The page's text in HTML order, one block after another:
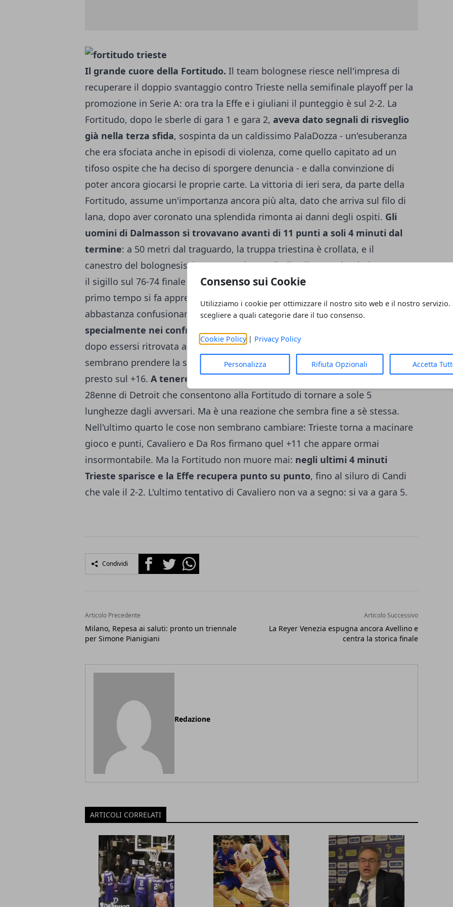
Consenso sui Cookie
Utilizziamo i cookie per ottimizzare il nostro sito web e il nostro servizio.
scegliere a quali categorie dare il tuo consenso.
Cookie Policy| Privacy Policy
Personalizza Rifiuta Opzionali Accetta
Il grande cuore della Fortitudo. Il team bolognese riesce nell'impresa di
recuperare il doppio svantaggio contro Trieste nella semifinale playoff per la
promozione in Serie A: ora tra la Effe e i giuliani il punteggio è sul 2-2. La
Fortitudo, dopo le sberle di gara 1 e gara 2, aveva dato segnali di risveglio
già nella terza sfida, sospinta da un caldissimo PalaDozza - un'esuberanza
che era sfociata anche in episodi di violenza, come quello capitato ad un
tifoso ospite che ha deciso di sporgere denuncia - e dalla convinzione di
poter ancora giocarsi le proprie carte. La vittoria di ieri sera, da parte della
Fortitudo, assume un'importanza ancora più alta, dato che arriva sul filo di
lana, dopo aver coronato una splendida rimonta ai danni degli ospiti. Gli
uomini di Dalmasson si trovavano avanti di 11 punti a soli 4 minuti dal
termine: a 50 metri dal traguardo, la truppa triestina è crollata, e il
canestro del bolognesissimo Leonardo Candi (di soli 20 anni, ndr) ha messo
il sigillo sul 76-74 finale e sul 2-2 che riapre ogni discorso qualificazione. Nel
primo tempo si fa apprezzare molto di più Trieste. La Fortitudo appare
abbastanza confusionaria, incapace di trovare le giuste contromosse,
specialmente nei confronti di Parks. All'intervallo la Effe è sotto 28-31,
dopo essersi ritrovata anche a -11. Nella ripresa il match, e la qualificazione,
sembrano prendere la strada verso Est. Trieste parte fortissimo e vola ben
presto sul +16. A tenere in vita Bologna ci pensa Legion
28enne di Detroit che consentono alla Fortitudo di tornare a sole 5
lunghezze dagli avversari. Ma è una reazione che sembra fine a sè stessa.
Nell'ultimo quarto le cose non sembrano cambiare: Trieste torna a macinare
gioco e punti, Cavaliero e Da Ros firmano quel +11 che appare ormai
insormontabile. Ma la Fortitudo non muore mai: negli ultimi 4 minuti
Trieste sparisce e la Effe recupera punto su punto, fino al siluro di Candi
che vale il 2-2. L'ultimo tentativo di Cavaliero non va a segno: si va a gara 5.
Condividi FacebookTwitterWhatsapp
Articolo Precedente
Milano, Repesa ai saluti: pronto un triennale
per Simone Pianigiani
Articolo Successivo
La Reyer Venezia espugna ancora Avellino e
centra la storica finale
Redazione
ARTICOLI CORRELATI